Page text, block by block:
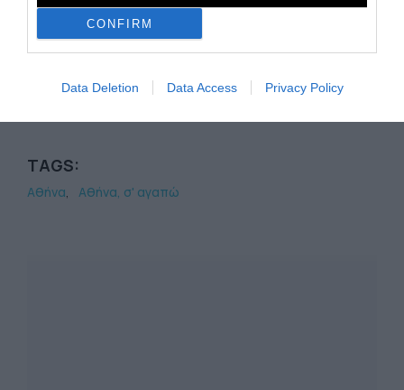
CONFIRM
Data Deletion Data Access Privacy Policy
γευσιγνωσίας.
Info: Wine with Eleni, Μισαραλιώτου 20,
TAGS:
Αθήνα Αθήνα, σ' αγαπώ